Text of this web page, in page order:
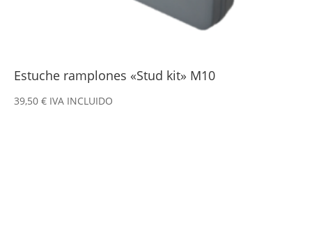
Estuche ramplones «Stud kit» M10
39,50 € IVA INCLUIDO